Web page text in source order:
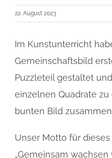
22. August 2023
Im Kunstunterricht
Gemeinschaftsbild
Puzzleteil gestaltet
einzelnen Quadrate
bunten Bild
Unser Motto für dieses
„Gemeinsam wachsen